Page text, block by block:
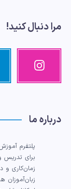
مرا دنبال کنید!
اینستاگرام
کنید!
درباره ما
پلتفرم
برای تدریس
زمان‌کاری و
زبان‌آموزان